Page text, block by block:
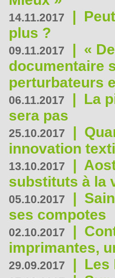
14.11.2017 |
plus ?
09.11.2017 | «
documentaire
perturbateurs
06.11.2017 | La
sera pas
25.10.2017 |
innovation
13.10.2017 |
substituts à la
05.10.2017 |
ses compotes
02.10.2017 |
imprimantes,
29.09.2017 | Les